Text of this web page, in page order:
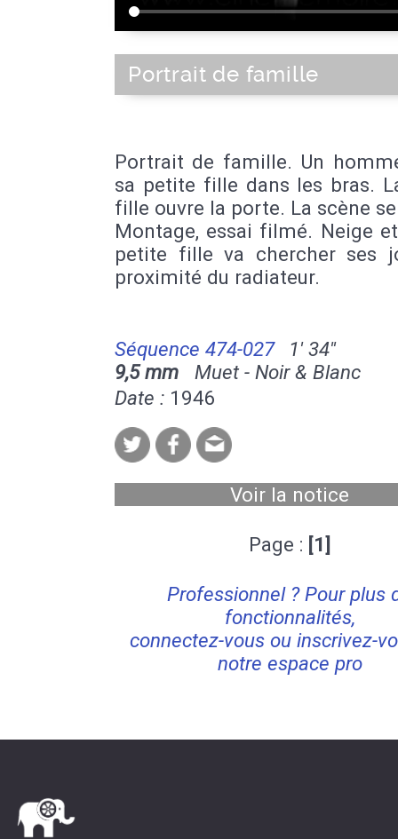
Portrait de famille
Portrait de famille. Un
sa petite fille dans les bras.
fille ouvre la porte. La scène
Montage, essai filmé. Neige
petite fille va chercher ses
proximité du radiateur.
Séquence 474-027
1' 34''
9,5 mm Muet - Noir & Blanc
Date : 1946
Voir la notice
Page : [1]
Professionnel ? Pour plus
fonctionnalités,
connectez-vous ou inscrivez-
notre espace pro